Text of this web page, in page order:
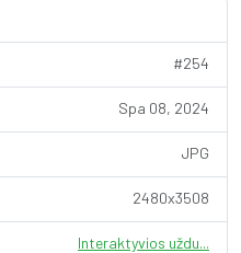
#254
Spa 08, 2024
JPG
2480x3508
Interaktyvios uždu...